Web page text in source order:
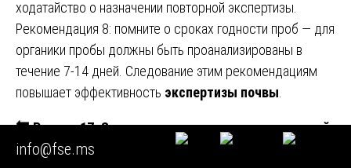
ходатайство о назначении повторной экспертизы.
Рекомендация 8: помните о сроках годности проб — для
органики пробы должны быть проанализированы в
течение 7-14 дней. Следование этим рекомендациям
повышает эффективность экспертизы почвы
🔚Раздел 17. Заключение: принципы качественной
экспертизы почвы
info@fse.ms